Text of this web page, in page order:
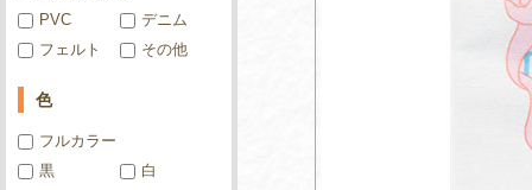
PVC
デニム
フェルト
その他
色
フルカラー
黒
白